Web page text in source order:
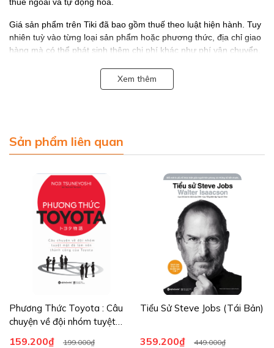
Giá sản phẩm trên Tiki đã bao gồm thuế theo luật hiện hành. Tuy
nhiên tuỳ vào từng loại sản phẩm hoặc phương thức, địa chỉ giao
hàng mà có thể phát sinh thêm chi phí khác như phí vận chuyển,
Alphabooks trân trọng giới thiệu!
Xem thêm
Sản phẩm liên quan
Phương Thức Toyota : Câu
chuyện về đội nhóm tuyệt
159.200₫ 199.000₫
Tiểu Sử Steve Jobs (Tái Bản)
359.200₫ 449.000₫